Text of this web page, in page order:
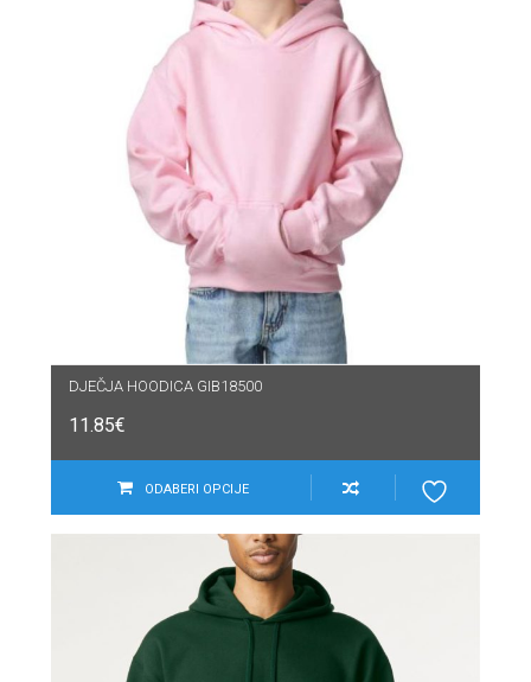
DJEČJA HOODICA GIB18500
11.85€
ODABERI OPCIJE